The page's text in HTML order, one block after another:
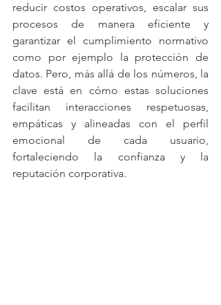
reducir costos operativos, escalar sus
procesos de manera eficiente y
garantizar el cumplimiento normativo
como por ejemplo la protección de
datos. Pero, más allá de los números, la
clave está en cómo estas soluciones
facilitan interacciones respetuosas,
empáticas y alineadas con el perfil
emocional de cada usuario,
fortaleciendo la confianza y la
reputación corporativa.